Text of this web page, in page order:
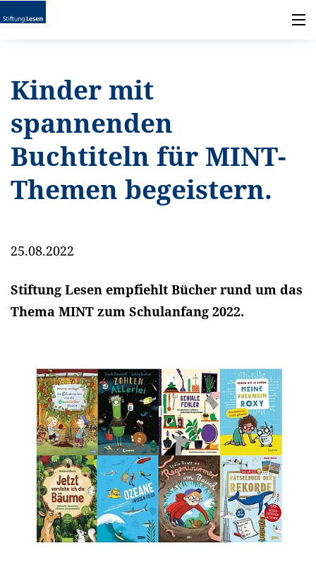
Kinder mit
spannenden
Buchtiteln für MINT-
Themen begeistern.
25.08.2022
Stiftung Lesen empfiehlt Bücher rund um das
Thema MINT zum Schulanfang 2022.